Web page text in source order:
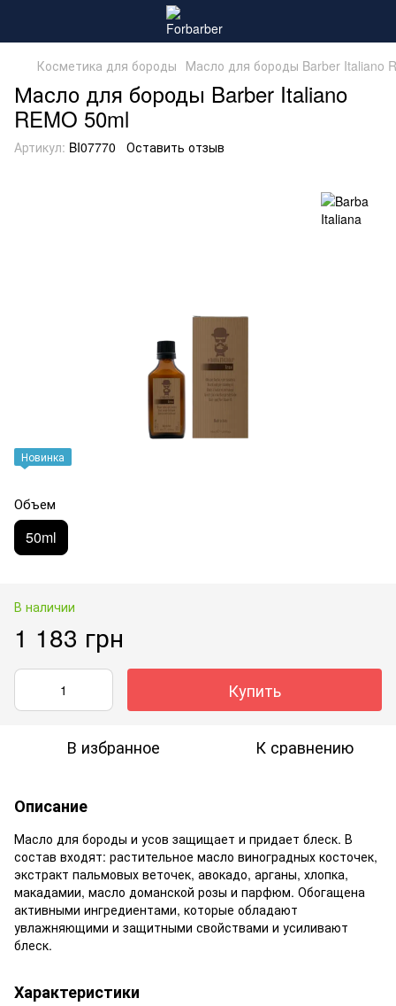
Косметика для бороды Масло для бороды Barber Italiano
Масло для бороды Barber Italiano
REMO 50ml
Артикул: BI07770 Оставить отзыв
Новинка
Объем
50ml
В наличии
1 183 грн
Купить
В избранное К сравнению
Описание
Масло для бороды и усов защищает и придает блеск. В
состав входят: растительное масло виноградных косточек,
экстракт пальмовых веточек, авокадо, арганы, хлопка,
макадамии, масло доманской розы и парфюм. Обогащена
активными ингредиентами, которые обладают
увлажняющими и защитными свойствами и усиливают
блеск.
Характеристики